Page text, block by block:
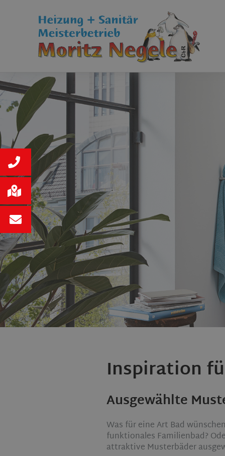
Inspiration
Ausgewählte
Was für eine Art Bad
funktionales Familienbad?
attraktive Musterbäder